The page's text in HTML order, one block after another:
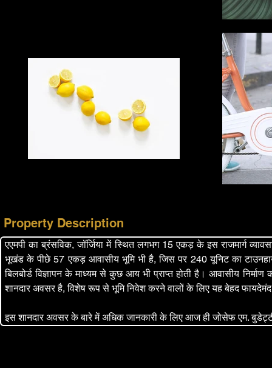
Property Description
एएमपी का ब्रंसविक, जॉर्जिया में स्थित लगभग 15 एकड़ के इस राजमार्ग
भूखंड के पीछे 57 एकड़ आवासीय भूमि भी है, जिस पर 240 यूनिट का
बिलबोर्ड विज्ञापन के माध्यम से कुछ आय भी प्राप्त होती है। आवासीय
शानदार अवसर है, विशेष रूप से भूमि निवेश करने वालों के लिए यह बेहद
इस शानदार अवसर के बारे में अधिक जानकारी के लिए आज ही जोसेफ एम.